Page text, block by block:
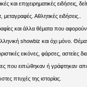
και επιχειρηματικές ειδήσεις,
Αθλητικές ειδήσεις..
και άλλα θέματα που
showbiz και όχι μόνο.
εικόνες, φάρσες, αστείες
που ειπώθηκαν ή
πτυχές της ιστορίας.